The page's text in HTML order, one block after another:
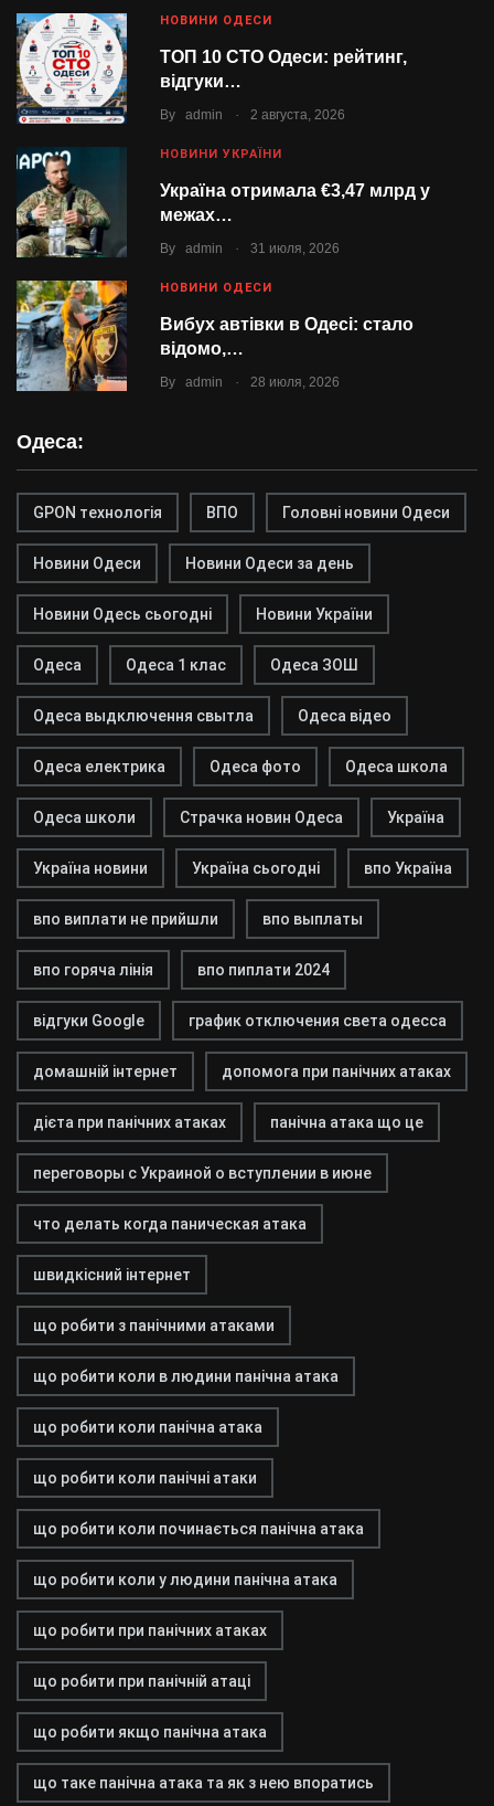
НОВИНИ ОДЕСИ
ТОП 10 СТО Одеси: рейтинг,
відгуки…
By admin . 2 августа, 2026
НОВИНИ УКРАЇНИ
Україна отримала €3,47 млрд у
межах…
By admin . 31 июля, 2026
НОВИНИ ОДЕСИ
Вибух автівки в Одесі: стало
відомо,…
By admin . 28 июля, 2026
Одеса:
GPON технологія ВПО Головні новини Одеси
Новини Одеси Новини Одеси за день
Новини Одесь сьогодні Новини України
Одеса Одеса 1 клас Одеса ЗОШ
Одеса выдключення свытла Одеса відео
Одеса електрика Одеса фото Одеса школа
Одеса школи Страчка новин Одеса Україна
Україна новини Україна сьогодні впо Україна
впо виплати не прийшли впо выплаты
впо горяча лінія впо пиплати 2024
відгуки Google график отключения света одесса
домашній інтернет допомога при панічних атаках
дієта при панічних атаках панічна атака що це
переговоры с Украиной о вступлении в июне
что делать когда паническая атака
швидкісний інтернет
що робити з панічними атаками
що робити коли в людини панічна атака
що робити коли панічна атака
що робити коли панічні атаки
що робити коли починається панічна атака
що робити коли у людини панічна атака
що робити при панічних атаках
що робити при панічній атаці
що робити якщо панічна атака
що таке панічна атака та як з нею впоратись